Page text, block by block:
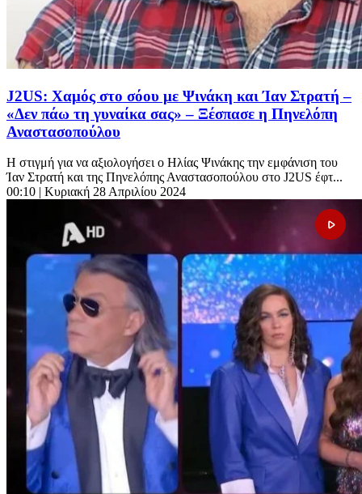
J2US: Χαμός στο σόου με Ψινάκη και Ίαν Στρατή –
«Δεν πάω τη γυναίκα σας» – Ξέσπασε η Πηνελόπη
Αναστασοπούλου
Η στιγμή για να αξιολογήσει ο Ηλίας Ψινάκης την εμφάνιση του
Ίαν Στρατή και της Πηνελόπης Αναστασοπούλου στο J2US έφτ...
00:10 | Κυριακή 28 Απριλίου 2024